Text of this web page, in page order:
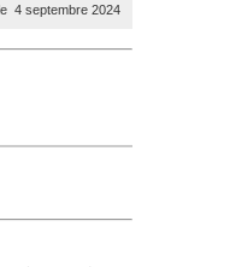
4 septembre 2024